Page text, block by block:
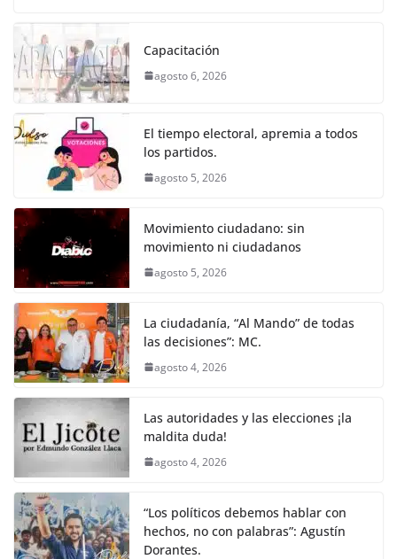
k
c
e
b
o
o
k
itt
er s
A
p
e
n
er
Capacitación
agosto 6, 2026
El tiempo electoral, apremia a todos
los partidos.
agosto 5, 2026
Movimiento ciudadano: sin
movimiento ni ciudadanos
agosto 5, 2026
La ciudadanía, “Al Mando” de todas
las decisiones”: MC.
agosto 4, 2026
Las autoridades y las elecciones ¡la
maldita duda!
agosto 4, 2026
“Los políticos debemos hablar con
hechos, no con palabras”: Agustín
Dorantes.